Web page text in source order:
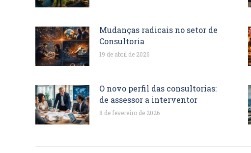
Mudanças radicais no setor de
Consultoria
19 de abril de 2026
O novo perfil das consultorias:
de assessor a interventor
8 de fevereiro de 2026